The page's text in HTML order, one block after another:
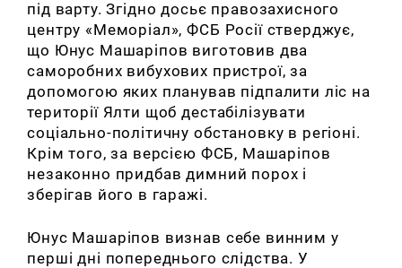
під варту. Згідно досьє правозахисного
центру «Меморіал», ФСБ Росії стверджує,
що Юнус Машаріпов виготовив два
саморобних вибухових пристрої, за
допомогою яких планував підпалити ліс на
території Ялти щоб дестабілізувати
соціально-політичну обстановку в регіоні.
Крім того, за версією ФСБ, Машаріпов
незаконно придбав димний порох і
зберігав його в гаражі.
Юнус Машаріпов визнав себе винним у
перші дні попереднього слідства. У